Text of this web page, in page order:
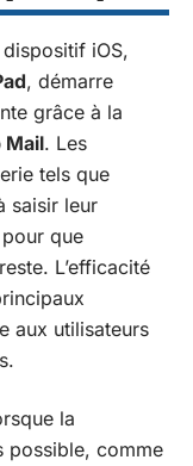
iOS,
, démarre
grâce à la
Mail. Les
tels que
saisir leur
que
L’efficacité
aux utilisateurs
la
possible, comme